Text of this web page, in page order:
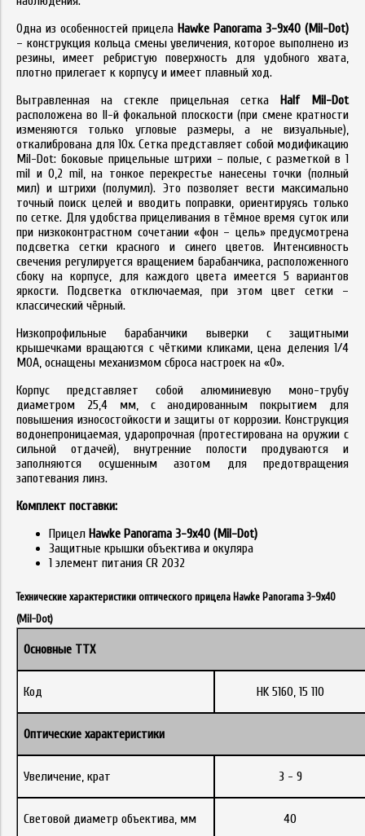
Одна из особенностей прицела Hawke Panorama 3-9x40 (Mil-Dot)
– конструкция кольца смены увеличения, которое выполнено из
резины, имеет ребристую поверхность для удобного хвата,
плотно прилегает к корпусу и имеет плавный ход.
Вытравленная на стекле прицельная сетка Half Mil-Dot
расположена во II-й фокальной плоскости (при смене кратности
изменяются только угловые размеры, а не визуальные),
откалибрована для 10x. Сетка представляет собой модификацию
Mil-Dot: боковые прицельные штрихи – полые, с разметкой в 1
mil и 0,2 mil, на тонкое перекрестье нанесены точки (полный
мил) и штрихи (полумил). Это позволяет вести максимально
точный поиск целей и вводить поправки, ориентируясь только
по сетке. Для удобства прицеливания в тёмное время суток или
при низкоконтрастном сочетании «фон – цель» предусмотрена
подсветка сетки красного и синего цветов. Интенсивность
свечения регулируется вращением барабанчика, расположенного
сбоку на корпусе, для каждого цвета имеется 5 вариантов
яркости. Подсветка отключаемая, при этом цвет сетки –
классический чёрный.
Низкопрофильные барабанчики выверки с защитными
крышечками вращаются с чёткими кликами, цена деления 1/4
МОА, оснащены механизмом сброса настроек на «0».
Корпус представляет собой алюминиевую моно-трубу
диаметром 25,4 мм, с анодированным покрытием для
повышения износостойкости и защиты от коррозии. Конструкция
водонепроницаемая, ударопрочная (протестирована на оружии с
сильной отдачей), внутренние полости продуваются и
заполняются осушенным азотом для предотвращения
запотевания линз.
Комплект поставки:
Прицел Hawke Panorama 3-9x40 (Mil-Dot)
Защитные крышки объектива и окуляра
1 элемент питания CR 2032
Технические характеристики оптического прицела Hawke Panorama 3-9x40
(Mil-Dot)
Основные ТТХ
Код HK 5160, 15 110
Оптические характеристики
Увеличение, крат 3 - 9
Световой диаметр объектива, мм 40